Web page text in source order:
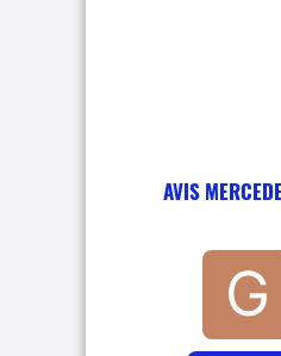
AVIS